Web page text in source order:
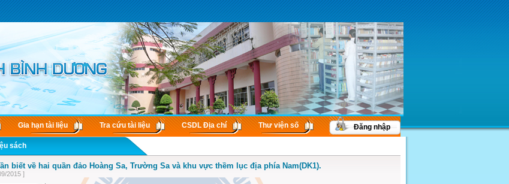
Gia hạn tài liệu Tra cứu tài liệu CSDL Ðịa chí Thư viện số Đăng nhập
sách
biết về hai quần đảo Hoàng Sa, Trường Sa và khu vực thềm lục địa phía Nam(DK1).
2015 ]